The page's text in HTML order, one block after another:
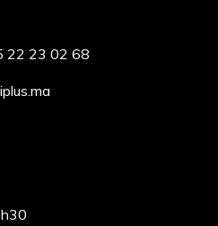
22 23 02 68